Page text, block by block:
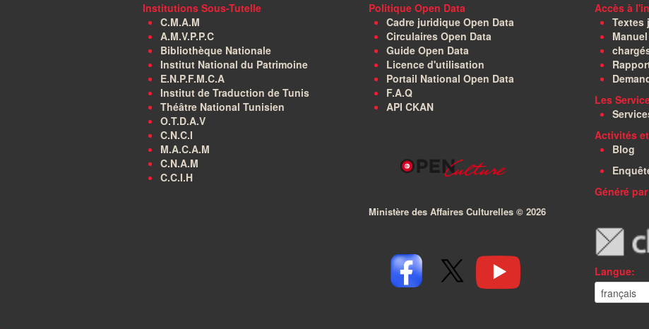
Institutions Sous-Tutelle
C.M.A.M
A.M.V.P.P.C
Bibliothèque Nationale
Institut National du Patrimoine
E.N.P.F.M.C.A
Institut de Traduction de Tunis
Théâtre National Tunisien
O.T.D.A.V
C.N.C.I
M.A.C.A.M
C.N.A.M
C.C.I.H
Politique Open Data
Cadre juridique Open Data
Circulaires Open Data
Guide Open Data
Licence d'utilisation
Portail National Open Data
F.A.Q
API CKAN
Ministère des Affaires Culturelles © 2026
Accès à
Textes
Les
Activités
Blog
Généré par
Langue